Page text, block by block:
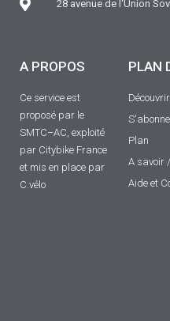
28 avenue de l'Union
A PROPOS
Ce service est
proposé par le
SMTC–AC, exploité
par Citybike France
et mis en place par
C.vélo
PLAN
Découvrir
Plan
A savoir
Aide et